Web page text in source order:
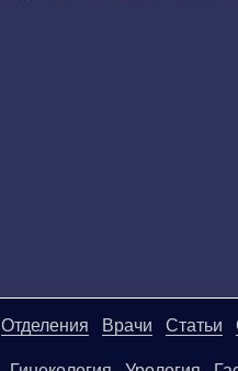
Отделения Врачи Статьи